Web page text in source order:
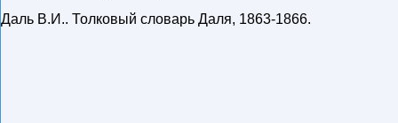
Даль В.И.. Толковый словарь Даля, 1863-1866.